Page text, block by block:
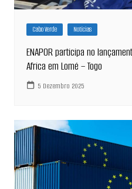
Cabo Verde Notícias
ENAPOR participa no
Africa em Lomé – Togo
5 Dezembro 2025